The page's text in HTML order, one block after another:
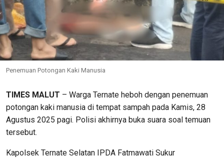
Penemuan Potongan Kaki Manusia
TIMES MALUT – Warga Ternate heboh dengan penemuan
potongan kaki manusia di tempat sampah pada Kamis, 28
Agustus 2025 pagi. Polisi akhirnya buka suara soal temuan
tersebut.
Kapolsek Ternate Selatan IPDA Fatmawati Sukur